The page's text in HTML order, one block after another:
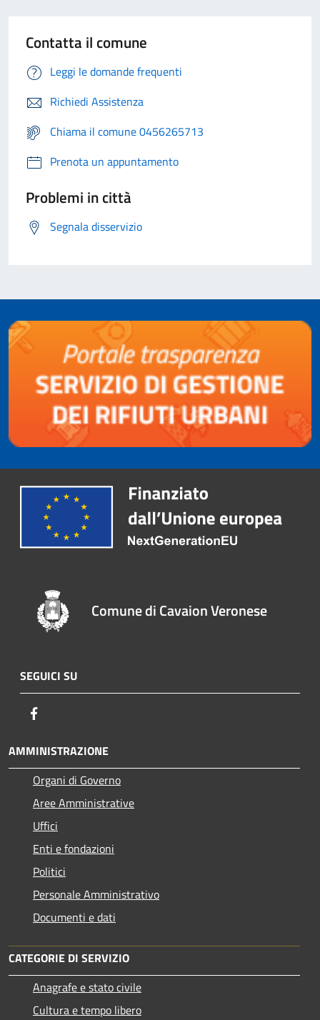
Contatta il comune
Leggi le domande frequenti
Richiedi Assistenza
Chiama il comune 0456265713
Prenota un appuntamento
Problemi in città
Segnala disservizio
Comune di Cavaion Veronese
SEGUICI SU
AMMINISTRAZIONE
Organi di Governo
Aree Amministrative
Uffici
Enti e fondazioni
Politici
Personale Amministrativo
Documenti e dati
CATEGORIE DI SERVIZIO
Anagrafe e stato civile
Cultura e tempo libero